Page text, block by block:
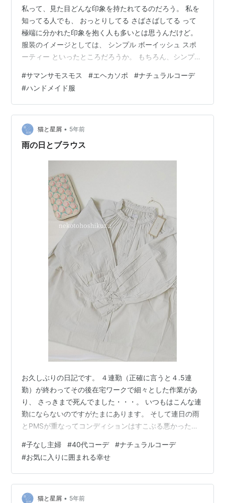
私って、見た目どんな印象を持たれてるのだろう。 私を
知ってる人でも、 おっとりしてる さばさばしてる って
極端に分かれた印象を抱く人も多いとは思うんだけど。
服装のイメージとしては、 シンプル ボーイッシュ スポ
ーティー といったところだろうか。 もちろん、シンプル
でも、たくさん集めたいと思ってる服は、意外なとこ
ろ。 ふわっとナチュラルテイストな服だったりする。 サ
マンサモスモスが、まさに理想。 ふんわり優しい印象の
デザインもあったり、ちょっとボーイッシュミックスな
デザインもあったり。 前回、一人で沖縄行ったときに、
モスモスのショップで長い…
#サマンサモスモス #エヘカソポ #ナチュラルコーデ
#ハンドメイド服
猫と星屑 • 5年前
雨の日とブラウス
お久しぶりの日記です。 ４連勤（正確に言うと４.5連
勤）が終わってその後在宅ワークで細々とした作業があ
り、 さっきまで死んでました・・・。 いつもはこんな連
勤にならないのですがたまにあります。 そして連日の雨
とPMSが重なってコンディションはすこぶる悪かったの
で、少しくらい体調が悪い方がはかどるのかな...と思っ
てしまったくらいです笑 連日の雨がものすごかったの
で、先週の金曜にパート先のあまり話した事の無い方を
車で送る事になり...、（私の住んでいる地域は車が無い
と動けません） その方はバスを乗り継いで通っている方
#子なし主婦 #40代コーデ #ナチュラルコーデ
#お気に入りに囲まれる幸せ
猫と星屑 • 5年前